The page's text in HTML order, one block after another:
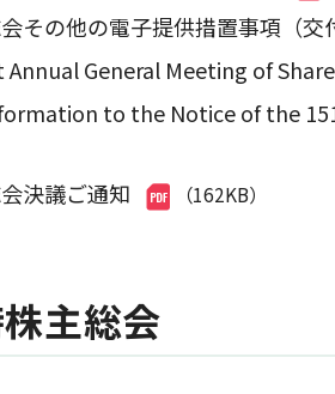
その他の電子提供措置事項（交
General Meeting of
to the Notice of the
決議ご通知 （162KB）
主総会